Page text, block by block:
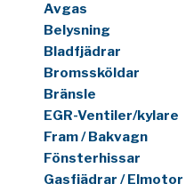
Avgas
Belysning
Bladfjädrar
Bromssköldar
Bränsle
EGR-Ventiler/kylare
Fram / Bakvagn
Fönsterhissar
Gasfjädrar / Elmotor